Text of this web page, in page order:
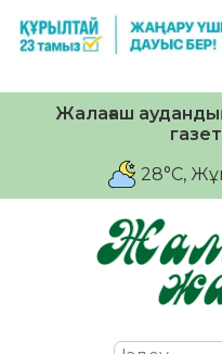
Жалағаш
28°C,